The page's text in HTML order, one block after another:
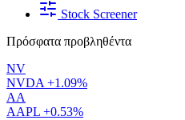
Stock Screener
Πρόσφατα προβληθέντα
NV
NVDA +1.09%
AA
AAPL +0.53%